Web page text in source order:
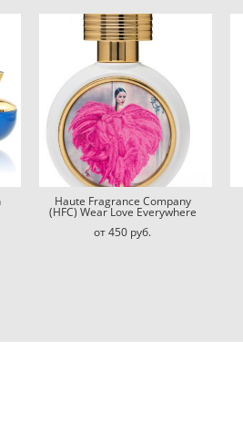
Haute Fragrance Company
(HFC) Wear Love Everywhere
от 450 pуб.